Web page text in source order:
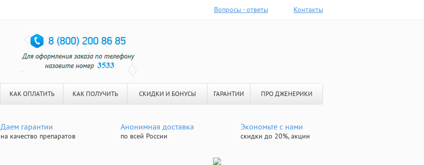
Вопросы - ответы Контакты
КАК ОПЛАТИТЬ КАК ПОЛУЧИТЬ СКИДКИ И БОНУСЫ ГАРАНТИИ ПРО ДЖЕНЕРИКИ
Даем гарантии
на качество препаратов
Анонимная доставка
по всей России
Экономьте с нами
скидки до 20%, акции